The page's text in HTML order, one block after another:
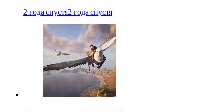
2 года спустя2 года спустя